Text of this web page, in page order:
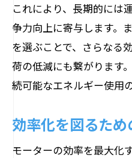
これにより、長期的には
争力向上に寄与します。
を選ぶことで、さらなる
荷の低減にも繋がります
続可能なエネルギー使用
効率化を図るた
モーターの効率を最大化